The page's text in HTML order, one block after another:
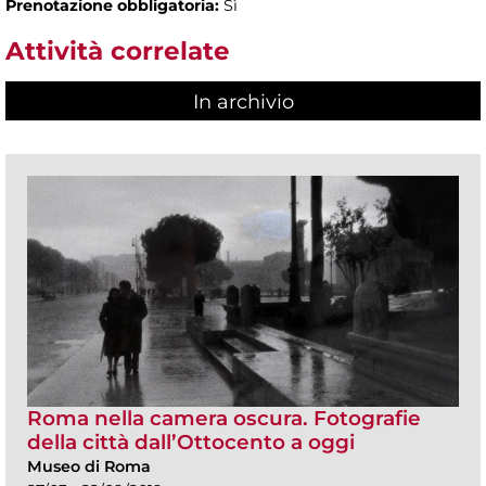
Prenotazione obbligatoria: Sì
Attività correlate
In archivio
Roma nella camera oscura. Fotografie
della città dall’Ottocento a oggi
Museo di Roma